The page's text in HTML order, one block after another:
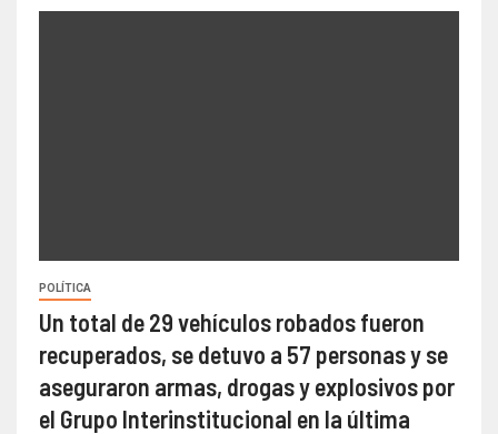
POLÍTICA
Un total de 29 vehículos robados fueron
recuperados, se detuvo a 57 personas y se
aseguraron armas, drogas y explosivos por
el Grupo Interinstitucional en la última